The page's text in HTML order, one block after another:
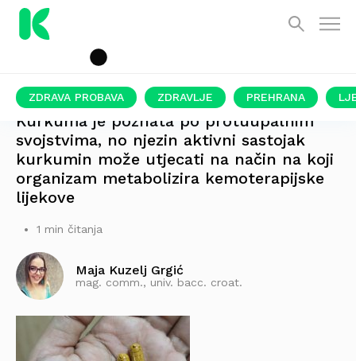
ZDRAVA PROBAVA ZDRAVLJE PREHRANA
Kurkuma je poznata po protuupalnim
svojstvima, no njezin aktivni sastojak
kurkumin može utjecati na način na koji
organizam metabolizira kemoterapijske
lijekove
1 min čitanja
Maja Kuzelj Grgić
mag. comm., univ. bacc. croat.